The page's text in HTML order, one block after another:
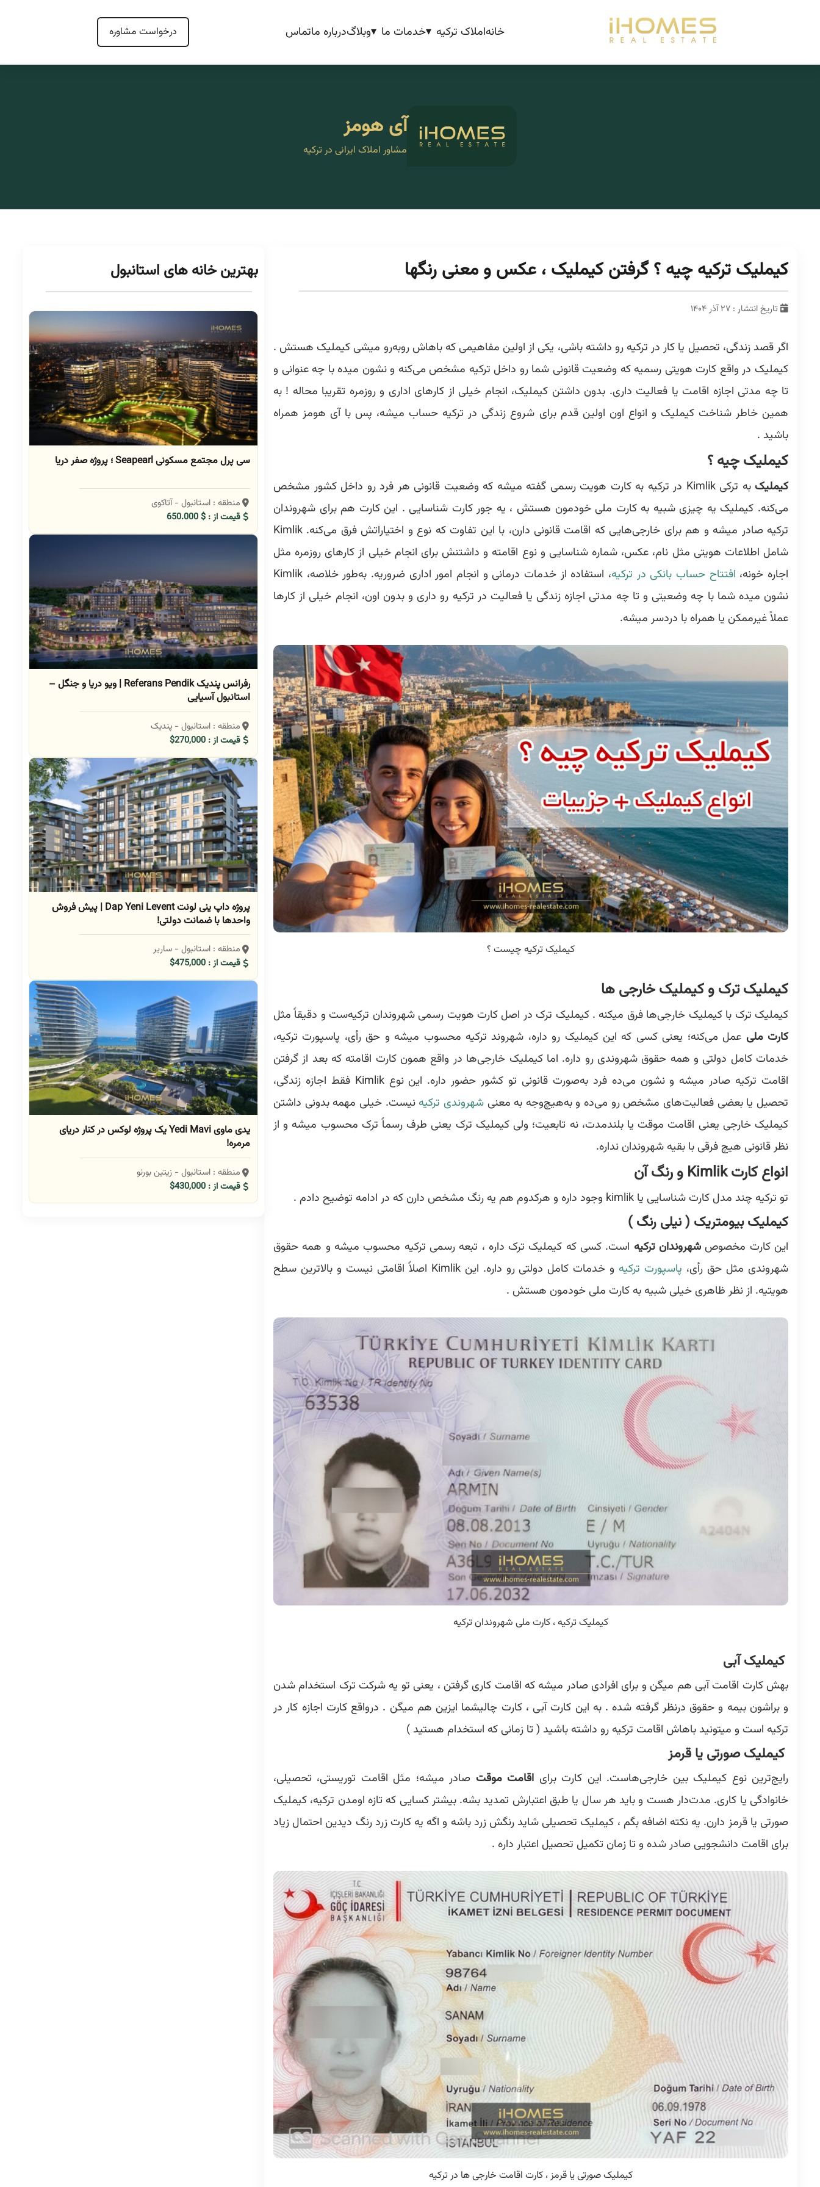
خانهاملاک ترکیه خدمات ما وبلاگدرباره ماتماس درخواست مشاوره
آی هومز
مشاور املاک ایرانی در ترکیه
کیملیک ترکیه چیه ؟ گرفتن کیملیک ، عکس و معنی رنگها
تاریخ انتشار : ۲۷ آذر ۱۴۰۴
اگر قصد زندگی، تحصیل یا کار در ترکیه رو داشته باشی، یکی از اولین مفاهیمی که باهاش روبه‌رو میشی کیملیک هستش .
کیملیک در واقع کارت هویتی رسمیه که وضعیت قانونی شما رو داخل ترکیه مشخص می‌کنه و نشون میده با چه عنوانی و
تا چه مدتی اجازه اقامت یا فعالیت داری. بدون داشتن کیملیک، انجام خیلی از کارهای اداری و روزمره تقریبا محاله ! به
همین خاطر شناخت کیملیک و انواع اون اولین قدم برای شروع زندگی در ترکیه حساب میشه، پس با آی هومز همراه
باشید .
کیملیک چیه ؟
کیملیک
به ترکی Kimlik در ترکیه به کارت هویت رسمی گفته میشه که وضعیت قانونی هر فرد رو داخل کشور مشخص
می‌کنه. کیملیک یه چیزی شبیه به کارت ملی خودمون هستش ، یه جور کارت شناسایی . این کارت هم برای شهروندان
ترکیه صادر میشه و هم برای خارجی‌هایی که اقامت قانونی دارن، با این تفاوت که نوع و اختیاراتش فرق می‌کنه. Kimlik
شامل اطلاعات هویتی مثل نام، عکس، شماره شناسایی و نوع اقامته و داشتنش برای انجام خیلی از کارهای روزمره مثل
اجاره خونه، افتتاح حساب بانکی در ترکیه
، استفاده از خدمات درمانی و انجام امور اداری ضروریه. به‌طور خلاصه، Kimlik
نشون میده شما با چه وضعیتی و تا چه مدتی اجازه زندگی یا فعالیت در ترکیه رو داری و بدون اون، انجام خیلی از کارها
عملاً غیرممکن یا همراه با دردسر میشه.
کیملیک ترکیه چیست ؟
کیملیک ترک و کیملیک خارجی ها
کیملیک ترک با کیملیک خارجی‌ها فرق میکنه . کیملیک ترک در اصل کارت هویت رسمی شهروندان ترکیه‌ست و دقیقاً مثل
کارت ملی عمل می‌کنه؛ یعنی کسی که این کیملیک رو داره، شهروند ترکیه محسوب میشه و حق رأی، پاسپورت ترکیه،
خدمات کامل دولتی و همه حقوق شهروندی رو داره. اما کیملیک خارجی‌ها در واقع همون کارت اقامته که بعد از گرفتن
اقامت ترکیه صادر میشه و نشون می‌ده فرد به‌صورت قانونی تو کشور حضور داره. این نوع Kimlik فقط اجازه زندگی،
تحصیل یا بعضی فعالیت‌های مشخص رو می‌ده و به‌هیچ‌وجه به معنیشهروندی ترکیه نیست. خیلی مهمه بدونی داشتن
کیملیک خارجی یعنی اقامت موقت یا بلندمدت، نه تابعیت؛ ولی کیملیک ترک یعنی طرف رسماً ترک محسوب میشه و از
نظر قانونی هیچ فرقی با بقیه شهروندان نداره.
انواع کارت Kimlik و رنگ آن
تو ترکیه چند مدل کارت شناسایی یا kimlik وجود داره و هرکدوم هم یه رنگ مشخص دارن که در ادامه توضیح دادم .
کیملیک بیومتریک ( نیلی رنگ )
این کارت مخصوص شهروندان ترکیه است. کسی که کیملیک ترک داره ، تبعه رسمی ترکیه محسوب میشه و همه حقوق
شهروندی مثل حق رأی، پاسپورت ترکیه
و خدمات کامل دولتی رو داره. این Kimlik اصلاً اقامتی نیست و بالاترین سطح
هویتیه. از نظر ظاهری خیلی شبیه به کارت ملی خودمون هستش .
کیملیک ترکیه ، کارت ملی شهروندان ترکیه
کیملیک آبی
بهش کارت اقامت آبی هم میگن و برای افرادی صادر میشه که اقامت کاری گرفتن ، یعنی تو یه شرکت ترک استخدام شدن
و براشون بیمه و حقوق درنظر گرفته شده . به این کارت آبی ، کارت چالیشما ایزین هم میگن . درواقع کارت اجازه کار در
ترکیه است و میتونید باهاش اقامت ترکیه رو داشته باشید ( تا زمانی که استخدام هستید )
کیملیک صورتی یا قرمز
رایج‌ترین نوع کیملیک بین خارجی‌هاست. این کارت برای اقامت موقت صادر میشه؛ مثل اقامت توریستی، تحصیلی،
خانوادگی یا کاری. مدت‌دار هست و باید هر سال یا طبق اعتبارش تمدید بشه. بیشتر کسایی که تازه اومدن ترکیه، کیملیک
صورتی یا قرمز دارن. یه نکته اضافه بگم ، کیملیک تحصیلی شاید رنگش زرد باشه و اگه یه کارت زرد رنگ دیدین احتمال زیاد
برای اقامت دانشجویی صادر شده و تا زمان تکمیل تحصیل اعتبار داره .
کیملیک صورتی یا قرمز ، کارت اقامت خارجی ها در ترکیه
بهترین خانه های استانبول
سی پرل مجتمع مسکونی Seapearl ؛ پروژه صفر دریا
منطقه : استانبول - آتاکوی
قیمت از : $ 650.000
رفرانس پندیک Referans Pendik | ویو دریا و جنگل –
استانبول آسیایی
منطقه : استانبول - پندیک
قیمت از : 270,000$
پروژه داپ ینی لونت Dap Yeni Levent | پیش فروش
واحدها با ضمانت دولتی!
منطقه : استانبول - ساریر
قیمت از : 475,000$
یدی ماوی Yedi Mavi یک پروژه لوکس در کنار دریای
مرمره!
منطقه : استانبول - زیتین بورنو
قیمت از : 430,000$